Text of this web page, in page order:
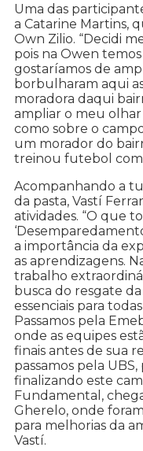
Uma das
a Catarine Martins,
Own Zilio. “Decidi
pois na Owen
gostaríamos de
borbulharam aqui
moradora daqui
ampliar o meu olhar
como sobre o
um morador do
treinou futebol com
Acompanhando a
da pasta, Vastí
atividades. “O que
a importância da
as aprendizagens.
trabalho
busca do resgate
essenciais para
Passamos pela
onde as equipes
finais antes de sua
passamos pela
finalizando este
Fundamental,
Gherelo, onde
para melhorias da
Vastí.